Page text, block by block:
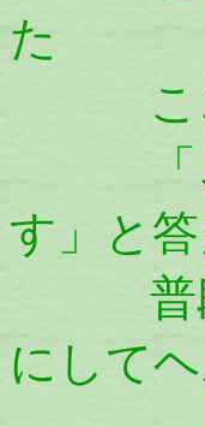
た
ここ
「こ
す」と
普段
にして